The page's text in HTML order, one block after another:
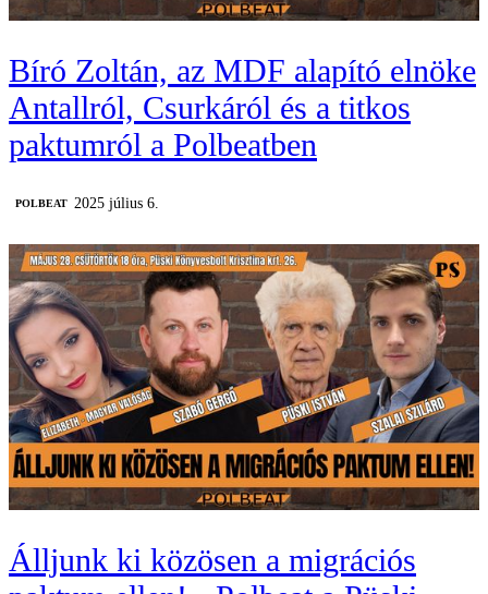
Bíró Zoltán, az MDF alapító elnöke
Antallról, Csurkáról és a titkos
paktumról a Polbeatben
‎POLBEAT 2025 július 6.
Álljunk ki közösen a migrációs